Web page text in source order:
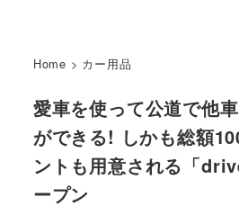
Home > カー用品
愛車を使って公道で他
ができる! しかも総額
ントも用意される「
ープン